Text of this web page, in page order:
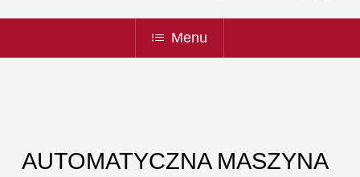
Menu
AUTOMATYCZNA MASZYNA